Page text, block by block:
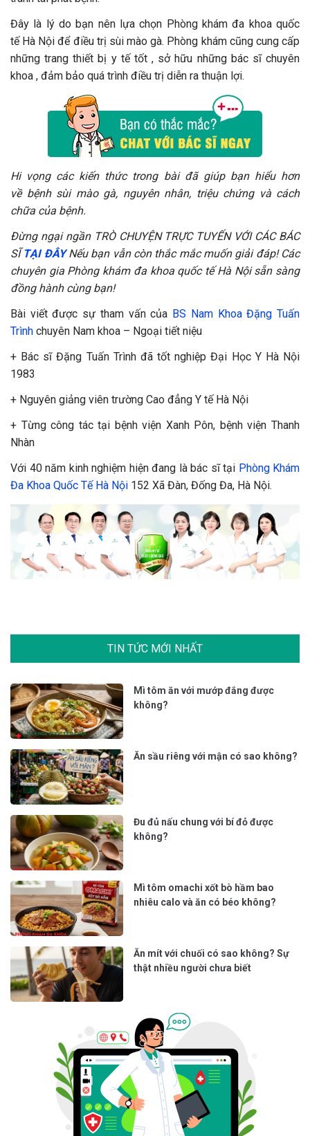
Đây là lý do bạn nên lựa chọn Phòng khám đa khoa quốc
tế Hà Nội để điều trị sùi mào gà. Phòng khám cũng cung cấp
những trang thiết bị y tế tốt , sở hữu những bác sĩ chuyên
khoa , đảm bảo quá trình điều trị diễn ra thuận lợi.
Hi vọng các kiến thức trong bài đã giúp bạn hiểu hơn
về bệnh sùi mào gà, nguyên nhân, triệu chứng và cách
chữa của bệnh.
Đừng ngại ngần TRÒ CHUYỆN TRỰC TUYẾN VỚI CÁC BÁC
SĨTẠI ĐÂYNếu bạn vẫn còn thắc mắc muốn giải đáp! Các
chuyên gia Phòng khám đa khoa quốc tế Hà Nội sẵn sàng
đồng hành cùng bạn!
Bài viết được sự tham vấn của BS Nam Khoa Đặng Tuấn
Trình chuyên Nam khoa – Ngoại tiết niệu
+ Bác sĩ Đặng Tuấn Trình đã tốt nghiệp Đại Học Y Hà Nội
1983
+ Nguyên giảng viên trường Cao đẳng Y tế Hà Nội
+ Từng công tác tại bệnh viện Xanh Pôn, bệnh viện Thanh
Nhàn
Với 40 năm kinh nghiệm hiện đang là bác sĩ tại Phòng Khám
Đa Khoa Quốc Tế Hà Nội 152 Xã Đàn, Đống Đa, Hà Nội.
TIN TỨC MỚI NHẤT
Mì tôm ăn với mướp đắng được
không?
Ăn sầu riêng với mận có sao không?
Đu đủ nấu chung với bí đỏ được
không?
Mì tôm omachi xốt bò hầm bao
nhiêu calo và ăn có béo không?
Ăn mít với chuối có sao không? Sự
thật nhiều người chưa biết